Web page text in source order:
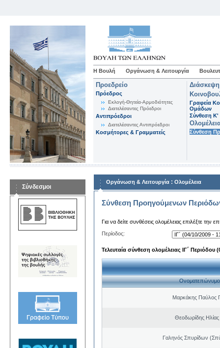
Η Βουλή Οργάνωση & Λειτουργία
Προεδρείο
Πρόεδρος
Εκλογή-Θητεία-Αρμοδιότητες
Διατελέσαντες Πρόεδροι
Αντιπρόεδροι
Διατελέσαντες Αντιπρόεδροι
Κοσμήτορες & Γραμματείς
Γραφεία
Ομάδων
Σύνθεση K'
Σύνθεση
Σύνδεσμοι
Οργάνωση & Λειτουργία : Ολομέλεια
Σύνθεση Προηγούμενων
Για να δείτε συνθέσεις ολομέλειας επιλέξτε την
Περίοδος:
Τελευταία σύνθεση ολομέλειας ΙΓ΄ Περιόδου
Ονοματεπώνυμο
Μαρκάκης Παύλος
Θεοδωρίδης
Γαληνός Σπυρίδων